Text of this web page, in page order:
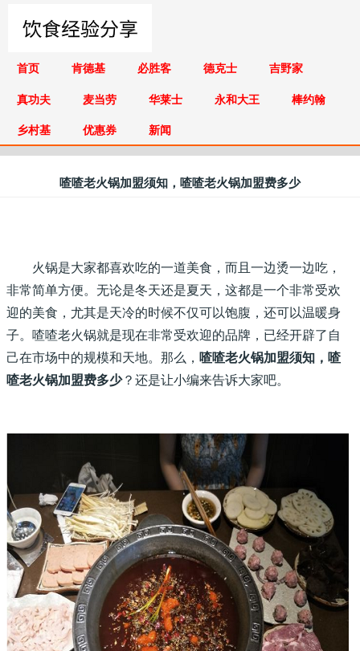
首页 肯德基 必胜客 德克士 吉野家
真功夫 麦当劳 华莱士 永和大王 棒约翰
乡村基 优惠券 新闻
喳喳老火锅加盟须知，喳喳老火锅加盟费多少
火锅是大家都喜欢吃的一道美食，而且一边烫一边吃，
非常简单方便。无论是冬天还是夏天，这都是一个非常受欢
迎的美食，尤其是天冷的时候不仅可以饱腹，还可以温暖身
子。喳喳老火锅就是现在非常受欢迎的品牌，已经开辟了自
己在市场中的规模和天地。那么， 喳喳老火锅加盟须知，喳
喳老火锅加盟费多少？还是让小编来告诉大家吧。